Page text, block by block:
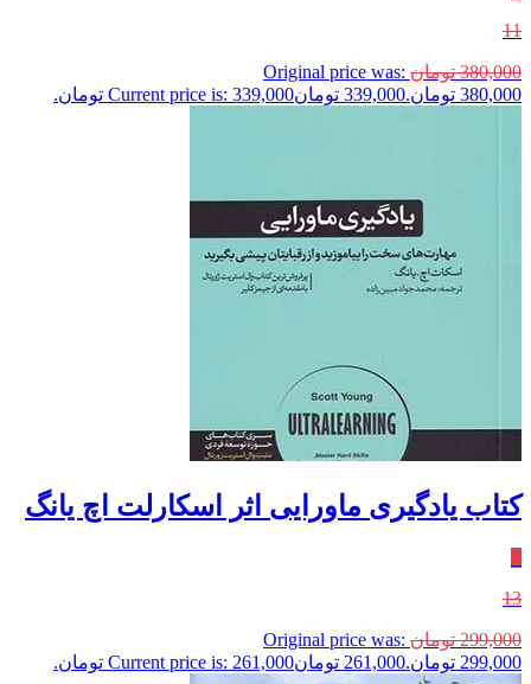
11
380,000 تومان Original price was:
380,000 تومان.
339,000 تومانCurrent price is: 339,000 تومان.
کتاب یادگیری ماورایی اثر اسکارلت اچ یانگ
13
299,000 تومان Original price was:
299,000 تومان.
261,000 تومانCurrent price is: 261,000 تومان.